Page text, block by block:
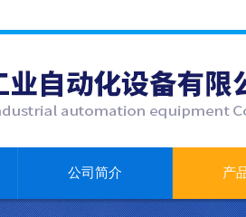
公司简介 产